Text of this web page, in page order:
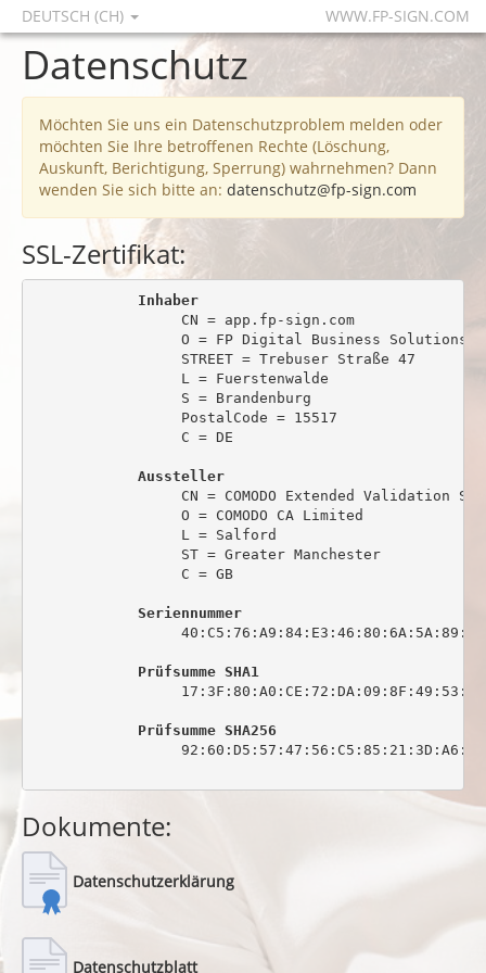
DEUTSCH (CH) WWW.FP-SIGN.COM
Datenschutz
Möchten Sie uns ein Datenschutzproblem melden oder
möchten Sie Ihre betroffenen Rechte (Löschung,
Auskunft, Berichtigung, Sperrung) wahrnehmen? Dann
wenden Sie sich bitte an: datenschutz@fp-sign.com
SSL-Zertifikat:
Inhaber
                 CN = app.fp-sign.com
O = FP Digital Business Solutions
                 STREET = Trebuser Straße 47
                 L = Fuerstenwalde
                 S = Brandenburg
                 PostalCode = 15517
                 C = DE
Aussteller
CN = COMODO Extended Validation
                 O = COMODO CA Limited
                 L = Salford
                 ST = Greater Manchester
                 C = GB
Seriennummer
Prüfsumme SHA1
Prüfsumme SHA256
Dokumente:
Datenschutzerklärung
Datenschutzblatt